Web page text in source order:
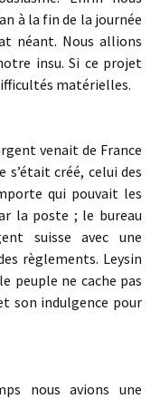
à la fin de la journée
néant. Nous allions
insu. Si ce projet
matérielles.
venait de France
créé, celui des
qui pouvait les
la poste ; le bureau
suisse avec une
règlements. Leysin
peuple ne cache pas
son indulgence pour
nous avions une